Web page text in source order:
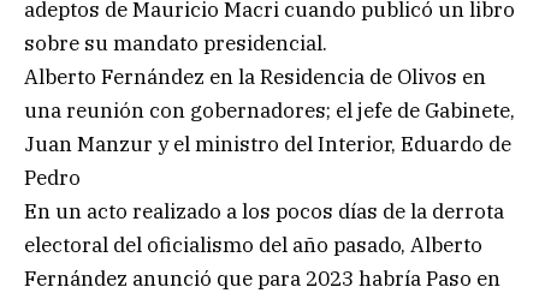
adeptos de Mauricio Macri cuando publicó un libro
sobre su mandato presidencial.
Alberto Fernández en la Residencia de Olivos en
una reunión con gobernadores; el jefe de Gabinete,
Juan Manzur y el ministro del Interior, Eduardo de
Pedro
En un acto realizado a los pocos días de la derrota
electoral del oficialismo del año pasado, Alberto
Fernández anunció que para 2023 habría Paso en